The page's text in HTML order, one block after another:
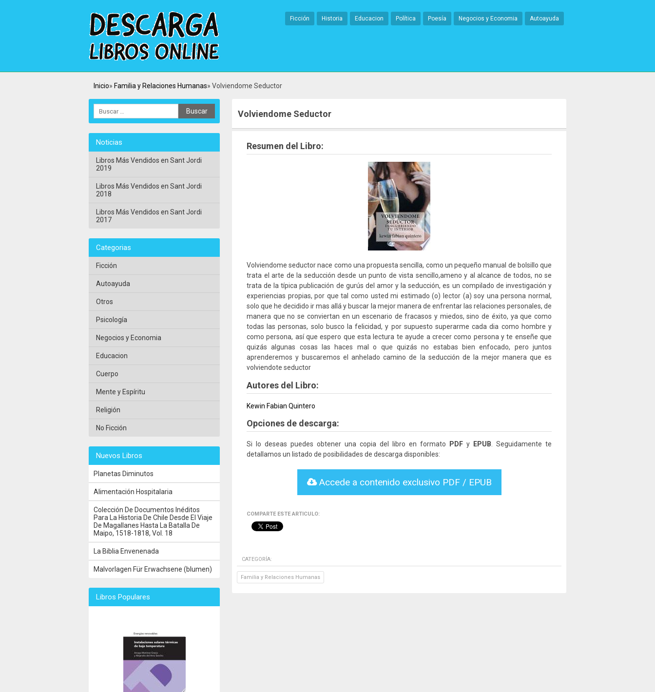
Ficción Historia Educacion Política Poesía Negocios y Economia Autoayuda
Inicio Familia y Relaciones Humanas Volviendome Seductor
Volviendome Seductor
Resumen del Libro:
Volviendome seductor nace como una propuesta sencilla, como un pequeño manual de bolsillo que
trata el arte de la seducción desde un punto de vista sencillo,ameno y al alcance de todos, no se
trata de la típica publicación de gurús del amor y la seducción, es un compilado de investigación y
experiencias propias, por que tal como usted mi estimado (o) lector (a) soy una persona normal,
solo que he decidido ir mas allá y buscar la mejor manera de enfrentar las relaciones personales, de
manera que no se conviertan en un escenario de fracasos y miedos, sino de éxito, ya que como
todas las personas, solo busco la felicidad, y por supuesto superarme cada dia como hombre y
como persona, así que espero que esta lectura te ayude a crecer como persona y te enseñe que
quizás algunas cosas las haces mal o que quizás no estabas bien enfocado, pero juntos
aprenderemos y buscaremos el anhelado camino de la seducción de la mejor manera que es
volviendote seductor
Autores del Libro:
Kewin Fabian Quintero
Opciones de descarga:
Si lo deseas puedes obtener una copia del libro en formato PDF y EPUB . Seguidamente te
detallamos un listado de posibilidades de descarga disponibles:
Accede a contenido exclusivo PDF / EPUB
COMPARTE ESTE ARTICULO:
CATEGORÍA:
Familia y Relaciones Humanas
Noticias
Libros Más Vendidos en Sant Jordi
2019
Libros Más Vendidos en Sant Jordi
2018
Libros Más Vendidos en Sant Jordi
2017
Categorias
Ficción
Autoayuda
Otros
Psicología
Negocios y Economia
Educacion
Cuerpo
Mente y Espíritu
Religión
No Ficción
Nuevos Libros
Planetas Diminutos
Alimentación Hospitalaria
Colección De Documentos Inéditos
Para La Historia De Chile Desde El Viaje
De Magallanes Hasta La Batalla De
Maipo, 1518-1818, Vol. 18
La Biblia Envenenada
Malvorlagen Für Erwachsene (blumen)
Libros Populares